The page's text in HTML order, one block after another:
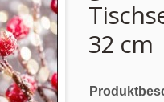
32 cm